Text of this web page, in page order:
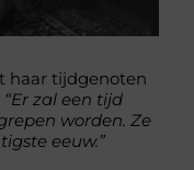
haar tijdgenoten
“Er zal een tijd
worden. Ze
eeuw.”